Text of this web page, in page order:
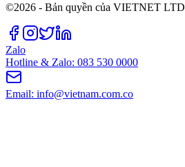
©2026 - Bản quyền của VIETNET LTD
Zalo
Hotline & Zalo: 083 530 0000
Email: info@vietnam.com.co